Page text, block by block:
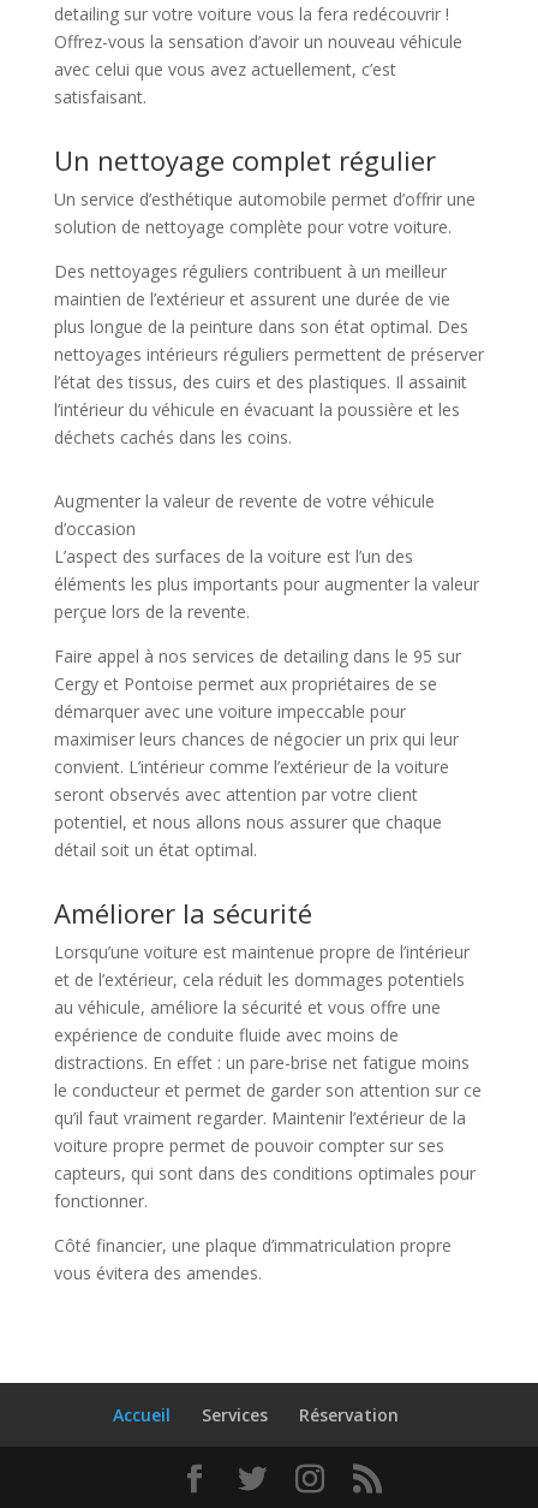
detailing sur votre voiture vous la fera redécouvrir !
Offrez-vous la sensation d’avoir un nouveau véhicule
avec celui que vous avez actuellement, c’est
satisfaisant.
Un nettoyage complet régulier
Un service d’esthétique automobile permet d’offrir une
solution de nettoyage complète pour votre voiture.
Des nettoyages réguliers contribuent à un meilleur
maintien de l’extérieur et assurent une durée de vie
plus longue de la peinture dans son état optimal. Des
nettoyages intérieurs réguliers permettent de préserver
l’état des tissus, des cuirs et des plastiques. Il assainit
l’intérieur du véhicule en évacuant la poussière et les
déchets cachés dans les coins.
Augmenter la valeur de revente de votre véhicule
d’occasion
L’aspect des surfaces de la voiture est l’un des
éléments les plus importants pour augmenter la valeur
perçue lors de la revente.
Faire appel à nos services de detailing dans le 95 sur
Cergy et Pontoise permet aux propriétaires de se
démarquer avec une voiture impeccable pour
maximiser leurs chances de négocier un prix qui leur
convient. L’intérieur comme l’extérieur de la voiture
seront observés avec attention par votre client
potentiel, et nous allons nous assurer que chaque
détail soit un état optimal.
Améliorer la sécurité
Lorsqu’une voiture est maintenue propre de l’intérieur
et de l’extérieur, cela réduit les dommages potentiels
au véhicule, améliore la sécurité et vous offre une
expérience de conduite fluide avec moins de
distractions. En effet : un pare-brise net fatigue moins
le conducteur et permet de garder son attention sur ce
qu’il faut vraiment regarder. Maintenir l’extérieur de la
voiture propre permet de pouvoir compter sur ses
capteurs, qui sont dans des conditions optimales pour
fonctionner.
Côté financier, une plaque d’immatriculation propre
vous évitera des amendes.
Accueil Services Réservation